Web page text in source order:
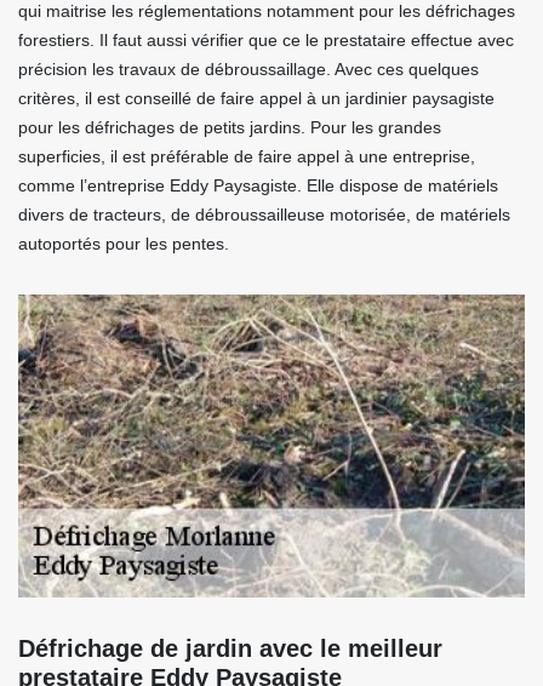
qui maitrise les réglementations notamment pour les défrichages
forestiers. Il faut aussi vérifier que ce le prestataire effectue avec
précision les travaux de débroussaillage. Avec ces quelques
critères, il est conseillé de faire appel à un jardinier paysagiste
pour les défrichages de petits jardins. Pour les grandes
superficies, il est préférable de faire appel à une entreprise,
comme l’entreprise Eddy Paysagiste. Elle dispose de matériels
divers de tracteurs, de débroussailleuse motorisée, de matériels
autoportés pour les pentes.
Défrichage de jardin avec le meilleur
prestataire Eddy Paysagiste